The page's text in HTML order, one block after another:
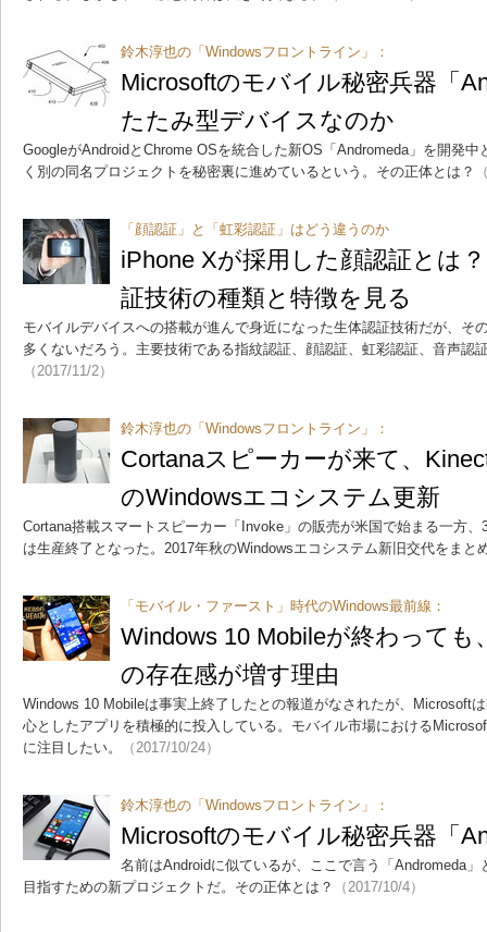
鈴木淳也の「Windowsフロントライン」：
Microsoftのモバイル秘密兵器「
たたみ型デバイスなのか
GoogleがAndroidとChrome OSを統合した新OS「Andromeda」を開発
く別の同名プロジェクトを秘密裏に進めているという。その正体とは？
「顔認証」と「虹彩認証」はどう違うのか
iPhone Xが採用した顔認証とは
証技術の種類と特徴を見る
モバイルデバイスへの搭載が進んで身近になった生体認証技術だが、そ
多くないだろう。主要技術である指紋認証、顔認証、虹彩認証、音声認
（2017/11/2）
鈴木淳也の「Windowsフロントライン」：
Cortanaスピーカーが来て、
のWindowsエコシステム更新
Cortana搭載スマートスピーカー「Invoke」の販売が米国で始まる一方
は生産終了となった。2017年秋のWindowsエコシステム新旧交代をまと
「モバイル・ファースト」時代のWindows最前線：
Windows 10 Mobileが終わって
の存在感が増す理由
Windows 10 Mobileは事実上終了したとの報道がなされたが、Microsoft
心としたアプリを積極的に投入している。モバイル市場における
に注目したい。
（2017/10/24）
鈴木淳也の「Windowsフロントライン」：
Microsoftのモバイル秘密兵器「
名前はAndroidに似ているが、ここで言う「Andromeda
目指すための新プロジェクトだ。その正体とは？
（2017/10/4）